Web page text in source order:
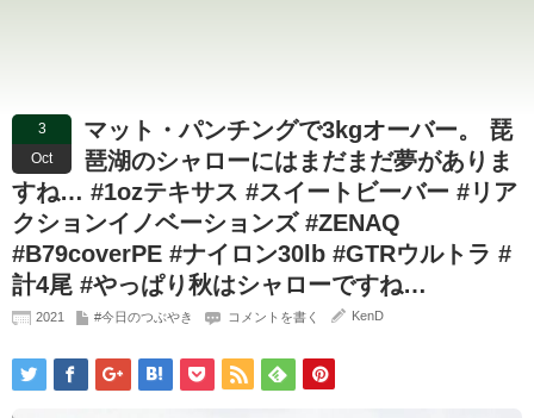
3
Oct
マット・パンチングで3kgオーバー。 琵
琶湖のシャローにはまだまだ夢がありま
すね… #1ozテキサス #スイートビーバー #リア
クションイノベーションズ #ZENAQ
#B79coverPE #ナイロン30lb #GTRウルトラ #
計4尾 #やっぱり秋はシャローですね…
2021 #今日のつぶやき コメントを書く KenD